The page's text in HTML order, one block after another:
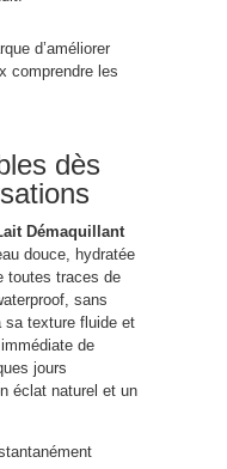
d’améliorer
comprendre les
dès
Démaquillant
douce, hydratée
toutes traces de
sans
sa texture fluide et
de
jours
éclat naturel et un